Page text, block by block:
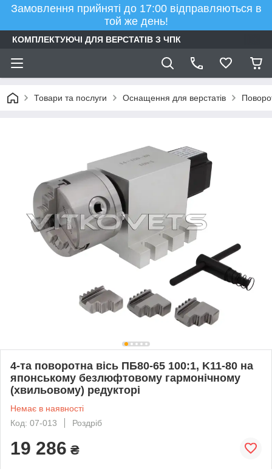
Замовлення прийняті до 17:00 відправляються в
той же день!
КОМПЛЕКТУЮЧІ ДЛЯ ВЕРСТАТІВ З ЧПК
Товари та послуги Оснащення для верстатів
4-та поворотна вісь ПБ80-65 100:1, K11-80 на
японському безлюфтовому гармонічному
(хвильовому) редукторі
Немає в наявності
Код: 07-013
Роздріб
19 286 ₴